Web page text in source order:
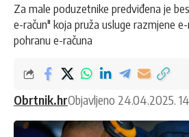
Za male poduzetnike predviđena je
e-račun" koja pruža usluge razmjene
pohranu e-računa
Obrtnik.hrObjavljeno 24.04.2025.